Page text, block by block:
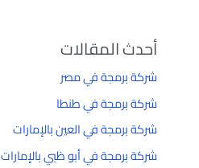
أحدث المقالات
شركة برمجة في مصر
شركة برمجة في طنطا
شركة برمجة في العين بالإمارات
شركة برمجة في أبو ظبي بالإمارات